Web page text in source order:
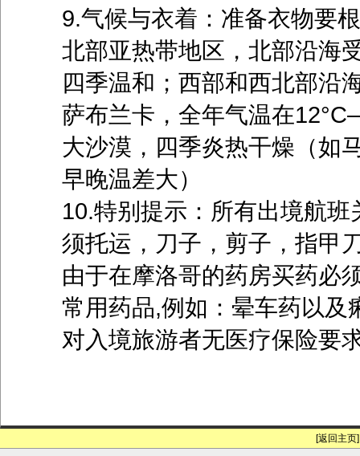
9.气候与衣着：准备衣物要
北部亚热带地区，北部沿海
四季温和；西部和西北部沿
萨布兰卡，全年气温在
大沙漠，四季炎热干燥（如
早晚温差大）
10.特别提示：所有出境航
须托运，刀子，剪子，指甲
由于在摩洛哥的药房买药必
常用药品,例如：晕车药以及
对入境旅游者无医疗保险要
[返回主页]